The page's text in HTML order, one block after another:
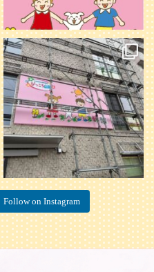
『ぴっころ山鼻』オープンに向けて
準備が着々と進んでいます。
皆さんお楽しみに〜
...
26 0
Follow on Instagram